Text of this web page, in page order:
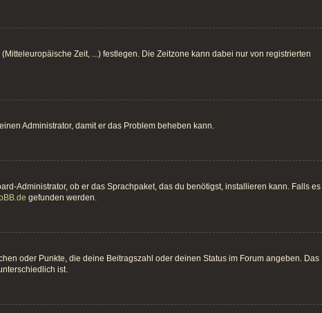
Zeit, ...) festlegen. Die Zeitzone kann dabei nur von registrierten
Administrator, damit er das Problem beheben kann.
Administrator, ob er das Sprachpaket, das du benötigst, installieren kann. Falls es
gefunden werden.
oder Punkte, die deine Beitragszahl oder deinen Status im Forum angeben. Das
ist.